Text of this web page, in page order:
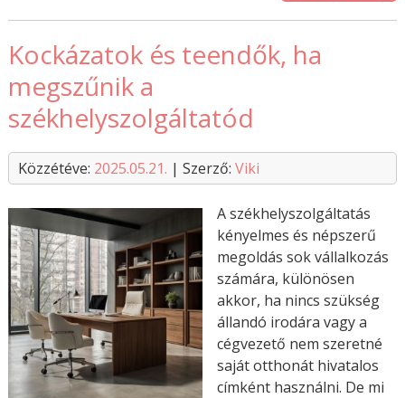
Kockázatok és teendők, ha
megszűnik a
székhelyszolgáltatód
Közzétéve: 2025.05.21. | Szerző: Viki
A székhelyszolgáltatás
kényelmes és népszerű
megoldás sok vállalkozás
számára, különösen
akkor, ha nincs szükség
állandó irodára vagy a
cégvezető nem szeretné
saját otthonát hivatalos
címként használni. De mi